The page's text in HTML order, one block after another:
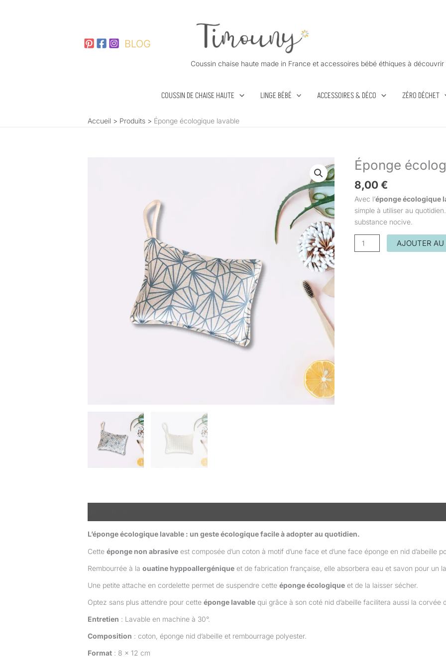
BLOG
Coussin chaise haute made in France et accessoires bébé éthiques à découvrir
COUSSIN DE CHAISE HAUTE LINGE BÉBÉ ACCESSOIRES & DÉCO ZÉRO DÉCHET
Accueil Produits Éponge écologique lavable
Éponge
8,00 €
Avec l’éponge écologique
simple à utiliser au
substance nocive.
quantité
Éponge
écologique
lavable
AJOUTER AU
L’éponge écologique lavable : un geste écologique facile à adopter au quotidien.
Cette éponge non abrasiveest composée d’un coton à motif d’une face et d’une face éponge en nid d’abeille
Rembourrée à la ouatine hyppoallergéniqueet de fabrication française, elle absorbera eau et savon pour un
Une petite attache en cordelette permet de suspendre cette éponge écologiqueet de la laisser sécher.
Optez sans plus attendre pour cette éponge lavablequi grâce à son coté nid d’abeille facilitera aussi la corvée
Entretien : Lavable en machine à 30°.
Composition : coton, éponge nid d’abeille et rembourrage polyester.
Format: 8 x 12 cm